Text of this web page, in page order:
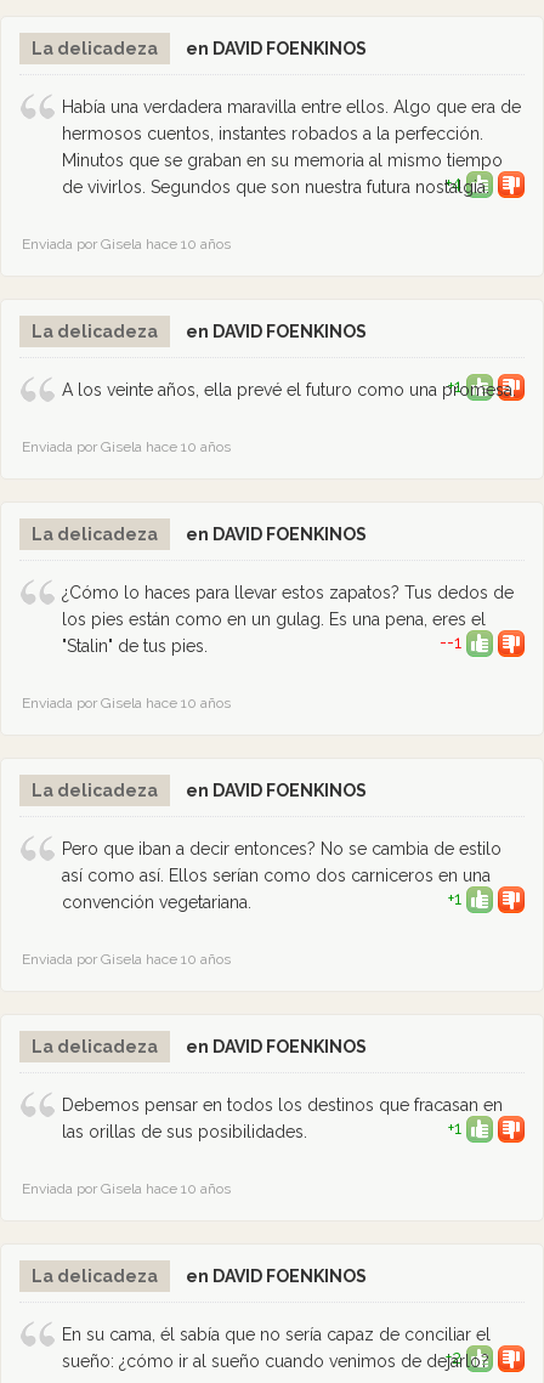
La delicadeza en DAVID FOENKINOS
Había una verdadera maravilla entre ellos. Algo que era de
hermosos cuentos, instantes robados a la perfección.
Minutos que se graban en su memoria al mismo tiempo
de vivirlos. Segundos que son nuestra futura nostalgia.
+4
Enviada por Gisela hace 10 años
La delicadeza en DAVID FOENKINOS
A los veinte años, ella prevé el futuro como una promesa.
+1
Enviada por Gisela hace 10 años
La delicadeza en DAVID FOENKINOS
¿Cómo lo haces para llevar estos zapatos? Tus dedos de
los pies están como en un gulag. Es una pena, eres el
"Stalin" de tus pies.
--1
Enviada por Gisela hace 10 años
La delicadeza en DAVID FOENKINOS
Pero que iban a decir entonces? No se cambia de estilo
así como así. Ellos serían como dos carniceros en una
convención vegetariana.
+1
Enviada por Gisela hace 10 años
La delicadeza en DAVID FOENKINOS
Debemos pensar en todos los destinos que fracasan en
las orillas de sus posibilidades.
+1
Enviada por Gisela hace 10 años
La delicadeza en DAVID FOENKINOS
En su cama, él sabía que no sería capaz de conciliar el
sueño: ¿cómo ir al sueño cuando venimos de dejarlo?
+2